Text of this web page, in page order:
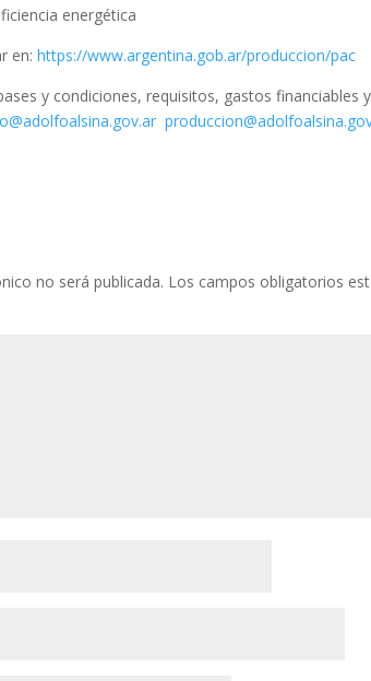
energética
en:https://www.argentina.gob.ar/produccion/pac
y condiciones, requisitos, gastos financiables
no será publicada. Los campos obligatorios